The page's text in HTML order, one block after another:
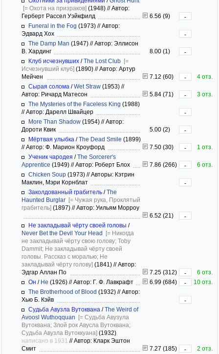
[= Охота на призраков] (1948) //Автор:
Герберт Рассел Уэйкфилд
6.56 (9)
-
Funeral in the Fog (1973) //Автор:
Эдвард Хох
-
The Damp Man (1947) //Автор: Эллисон
В. Хардинг
8.00 (1)
-
Клуб исчезнувших /The Lost Club [=
Исчезнувший клуб] (1890) //Автор: Артур
Мейчен
7.12 (60) -
4 отз.
Сырая солома /Wet Straw (1953) //
Автор: Ричард Матесон
5.84 (71) -
3 отз.
The Mysteries of the Faceless King (1988)
//Автор: Дарелл Швайцер
-
More Than Shadow (1954) //Автор:
Дороти Квик
5.00 (2)
-
Мёртвая улыбка /The Dead Smile (1899)
//Автор: Ф. Марион Кроуфорд 7.50 (30) -
1 отз.
Ученик чародея /The Sorcerer's
Apprentice (1949) //Автор: Роберт Блох 7.86 (266) -
6 отз.
Chicken Soup (1973) //Авторы: Кэтрин
Маклин, Мэри Корнблат
-
Заколдованный грабитель /The
Haunted Burglar [= Чужая рука, Проклятый
грабитель] (1897) //Автор: Уильям Морроу
6.52 (21)
-
Не закладывай чёрту своей головы /
Never Bet the Devil Your Head [= Никогда
не закладывай чёрту свою голову; Toby
Dammit; Не закладывай чёрту своей
головы. Рассказ с моралью; Не
закладывай чёрту голову] (1841) //Автор:
Эдгар Аллан По
7.25 (312) -
6 отз.
Он / He (1926) //Автор: Г. Ф. Лавкрафт 6.99 (684) -
10 отз.
The Brotherhood of Blood (1932) //Автор:
Хью Б. Кэйв
-
Судьба Авузла Вутоквана /The Weird of
Avoosl Wuthoqquan [= Судьба Авузула
Вутоквана; Злой рок Авусла Вутоквана;
Судьба Авузла Вутоккуана] (1932)
написано в 1931 //Автор: Кларк Эштон
Смит
7.27 (185) -
2 отз.